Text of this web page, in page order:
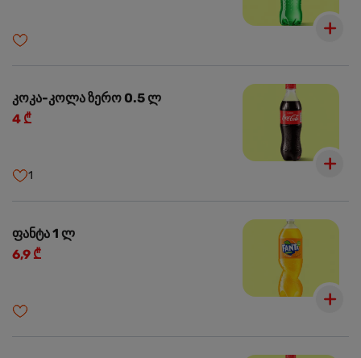
კოკა-კოლა ზერო 0.5 ლ
4 ₾
1
ფანტა 1 ლ
6,9 ₾